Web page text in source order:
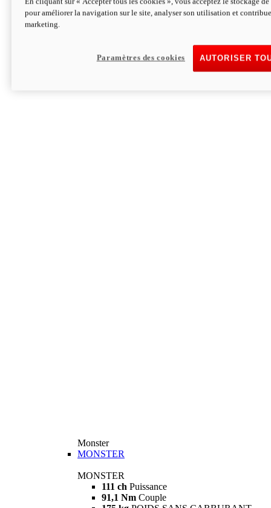
Hypermotard V2 SP 100
Découvrez-le
Monster
MONSTER
MONSTER
111 ch Puissance
91,1 Nm Couple
pour améliorer la navigation sur le site, analyser son utilisation et
marketing.
AUTORISER
Paramètres des cookies